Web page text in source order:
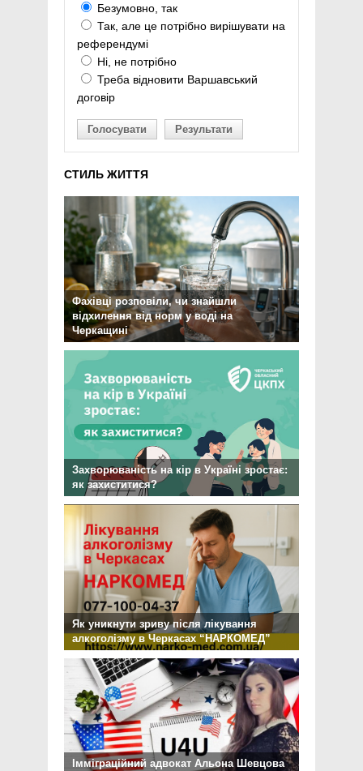
Безумовно, так
Так, але це потрібно вирішувати на
референдумі
Ні, не потрібно
Треба відновити Варшавський
договір
Голосувати Результати
СТИЛЬ ЖИТТЯ
Фахівці розповіли, чи знайшли
відхилення від норм у воді на
Черкащині
Захворюваність на кір в Україні зростає:
як захиститися?
Як уникнути зриву після лікування
алкоголізму в Черкасах “НАРКОМЕД”
Імміграційний адвокат Альона Шевцова